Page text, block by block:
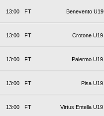
FT
13:00 Benevento U19
FT
13:00 Crotone U19
FT
13:00 Palermo U19
FT
13:00 Pisa U19
FT
13:00 Virtus Entella U19